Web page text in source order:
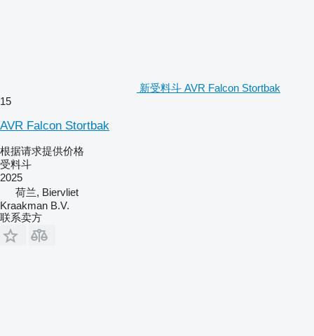
新受料斗 AVR Falcon Stortbak
15
AVR Falcon Stortbak
根据请求提供价格
受料斗
2025
荷兰, Biervliet
Kraakman B.V.
联系卖方